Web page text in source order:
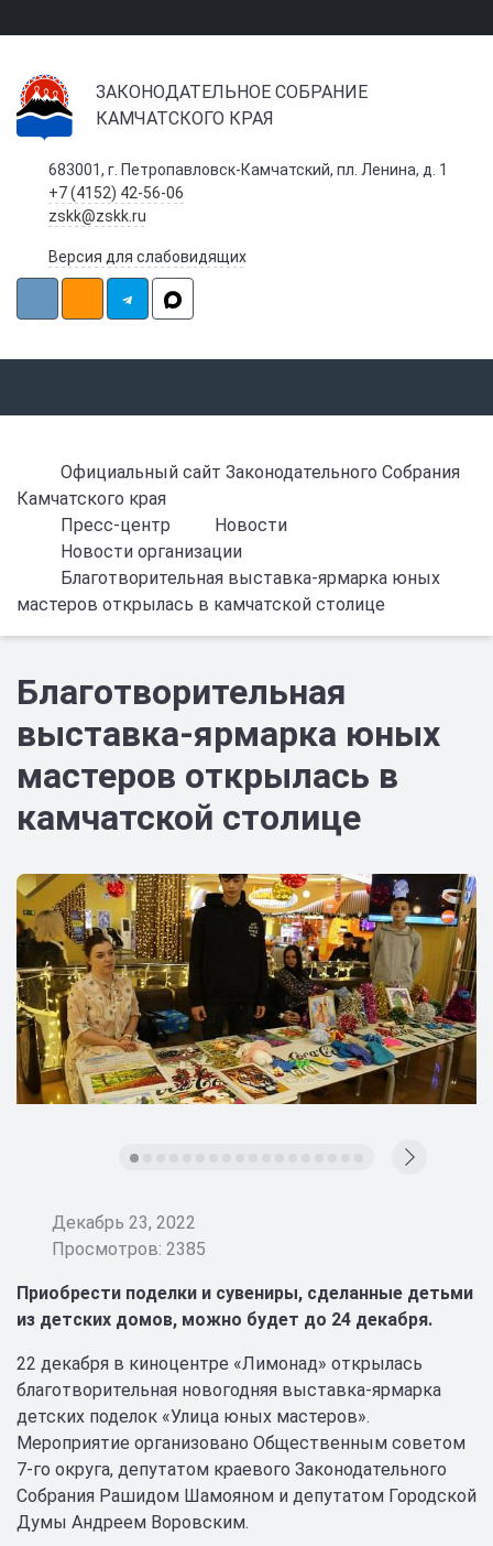
ЗАКОНОДАТЕЛЬНОЕ СОБРАНИЕ
КАМЧАТСКОГО КРАЯ
683001, г. Петропавловск-Камчатский, пл. Ленина, д. 1
+7 (4152) 42-56-06
zskk@zskk.ru
Версия для слабовидящих
Официальный сайт Законодательного Собрания
Камчатского края
Пресс-центр
Новости
Новости организации
Благотворительная выставка-ярмарка юных
мастеров открылась в камчатской столице
Благотворительная
выставка-ярмарка юных
мастеров открылась в
камчатской столице
Декабрь 23, 2022
Просмотров: 2385
Приобрести поделки и сувениры, сделанные детьми
из детских домов, можно будет до 24 декабря.
22 декабря в киноцентре «Лимонад» открылась
благотворительная новогодняя выставка-ярмарка
детских поделок «Улица юных мастеров».
Мероприятие организовано Общественным советом
7-го округа, депутатом краевого Законодательного
Собрания Рашидом Шамояном и депутатом Городской
Думы Андреем Воровским.